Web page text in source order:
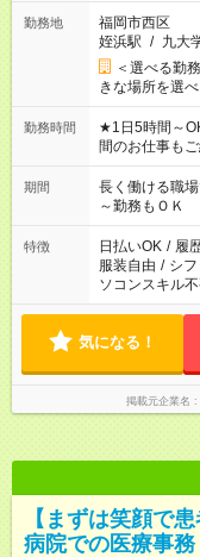
勤務地
福岡市西区
姪浜駅 / 九大
＜選べる勤
きな場所を選べ
勤務時間
★1日5時間～
間のお仕事も
庭の都合でお
週最低15時間
期間
長く働ける職
～勤務もＯＫ
特徴 日払いOK / 履
服装自由 / シ
ソコンスキル
気になる！
掲載元企業名
【まずは笑顔で
病院での医療事務